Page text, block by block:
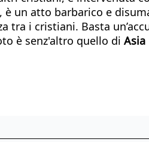
è un atto barbarico e
tra i cristiani. Basta
è senz'altro quello di Asia